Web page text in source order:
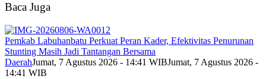
Baca Juga
Pemkab Labuhanbatu Perkuat Peran Kader, Efektivitas Penurunan
Stunting Masih Jadi Tantangan Bersama
DaerahJumat, 7 Agustus 2026 - 14:41 WIBJumat, 7 Agustus 2026 -
14:41 WIB